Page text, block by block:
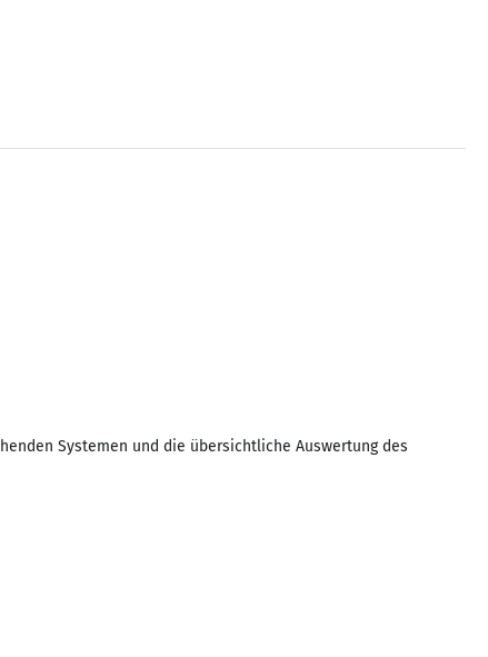
Systemen und die übersichtliche Auswertung des